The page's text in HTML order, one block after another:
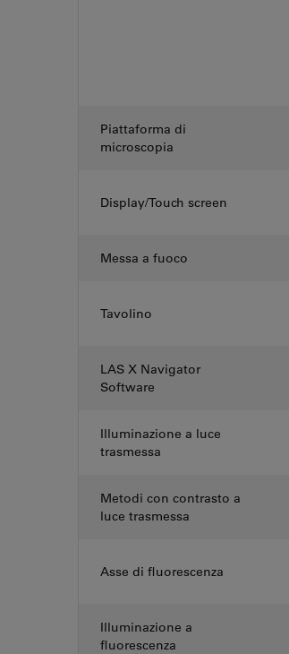
Piattaforma di
microscopia
Display/Touch screen
Messa a fuoco
Tavolino
LAS X Navigator
Software
Illuminazione a luce
trasmessa
Metodi con contrasto a
luce trasmessa
Asse di fluorescenza
Illuminazione a
fluorescenza